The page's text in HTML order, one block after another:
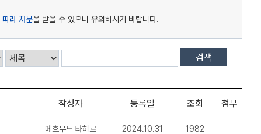
따라 처분을 받을 수 있으니 유의하시기 바랍니다.
검색
작성자 등록일 조회 첨부
메흐무드 타히르 2024.10.31 1982